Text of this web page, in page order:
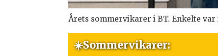
Årets sommervikarer i BT. Enkelte
☀️Sommervikarer: